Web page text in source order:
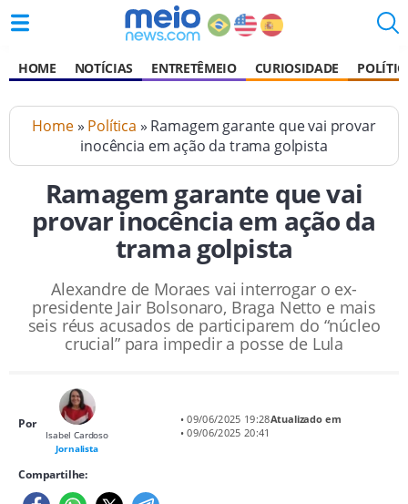
HOME NOTÍCIAS ENTRETÊMEIO CURIOSIDADE
Home» Política » Ramagem garante que vai provar
inocência em ação da trama golpista
Ramagem garante que vai
provar inocência em ação da
trama golpista
Alexandre de Moraes vai interrogar o ex-
presidente Jair Bolsonaro, Braga Netto e mais
seis réus acusados de participarem do “núcleo
crucial” para impedir a posse de Lula
Por
Isabel Cardoso
Jornalista
• 09/06/2025 19:28Atualizado em
• 09/06/2025 20:41
Compartilhe: